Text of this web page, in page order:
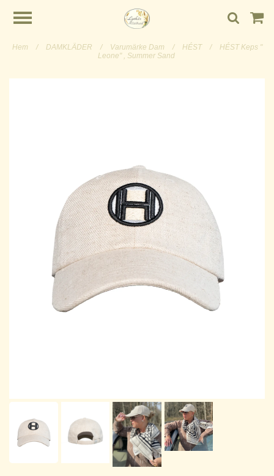
Hem / DAMKLÄDER / Varumärke Dam / HÉST /
HÉST Keps "
Leone" , Summer Sand